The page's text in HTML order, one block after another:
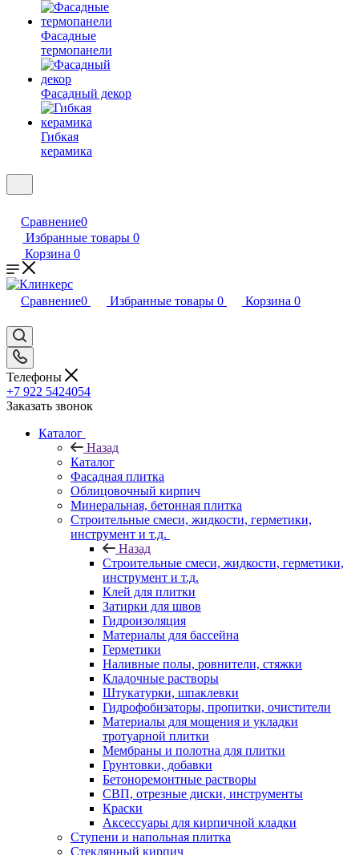
Фасадные
термопанели
Фасадный декор
Гибкая
керамика
Сравнение0
Избранные товары 0
Корзина 0
Сравнение0 Избранные товары 0 Корзина 0
Телефоны
+7 922 5424054
Заказать звонок
Каталог
Назад
Каталог
Фасадная плитка
Облицовочный кирпич
Минеральная, бетонная плитка
Строительные смеси, жидкости, герметики,
инструмент и т.д.
Назад
Строительные смеси, жидкости, герметики,
инструмент и т.д.
Клей для плитки
Затирки для швов
Гидроизоляция
Материалы для бассейна
Герметики
Наливные полы, ровнители, стяжки
Кладочные растворы
Штукатурки, шпаклевки
Гидрофобизаторы, пропитки, очистители
Материалы для мощения и укладки
тротуарной плитки
Мембраны и полотна для плитки
Грунтовки, добавки
Бетоноремонтные растворы
СВП, отрезные диски, инструменты
Краски
Аксессуары для кирпичной кладки
Ступени и напольная плитка
Cтеклянный кирпич